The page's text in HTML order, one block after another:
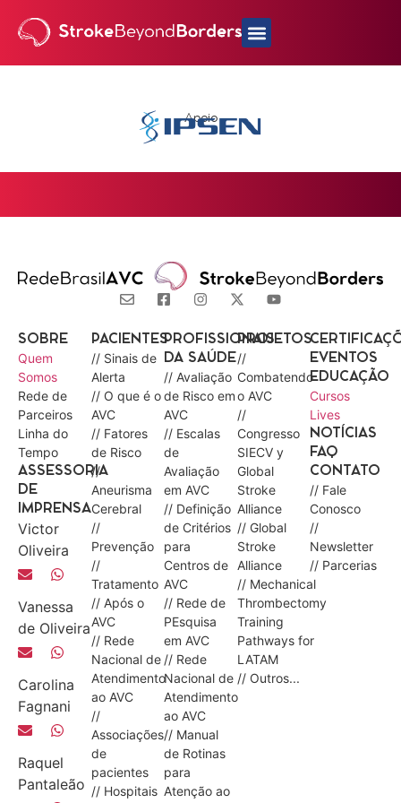
Apoio
SOBRE
Quem
Somos
Rede de
Parceiros
Linha do
Tempo
ASSESSORIA
DE
IMPRENSA
Victor
Oliveira
Vanessa
de Oliveira
Carolina
Fagnani
Raquel
Pantaleão
PACIENTES
// Sinais de
Alerta
// O que é o
AVC
// Fatores
de Risco
//
Aneurisma
Cerebral
//
Prevenção
//
Tratamento
// Após o
AVC
// Rede
Nacional de
Atendimento
ao AVC
//
Associações
de
pacientes
// Hospitais
PROFISSIONAIS
DA SAÚDE
// Avaliação
de Risco em
AVC
// Escalas
de
Avaliação
em AVC
// Definição
de Critérios
para
Centros de
AVC
// Rede de
PEsquisa
em AVC
// Rede
Nacional de
Atendimento
ao AVC
// Manual
de Rotinas
para
Atenção ao
PROJETOS
//
Combatendo
o AVC
//
Congresso
SIECV y
Global
Stroke
Alliance
// Global
Stroke
Alliance
// Mechanical
Thrombectomy
Training
Pathways for
LATAM
// Outros...
EVENTOS
EDUCAÇÃO
Cursos
Lives
NOTÍCIAS
FAQ
CONTATO
// Fale
Conosco
//
Newsletter
// Parcerias